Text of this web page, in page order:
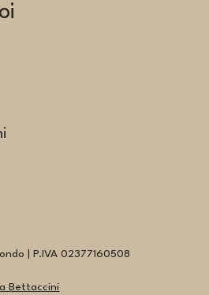
| P.IVA 02377160508
Bettaccini